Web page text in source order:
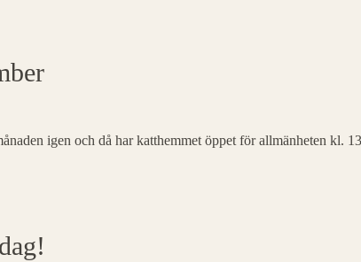
igen och då har katthemmet öppet för allmänheten kl.